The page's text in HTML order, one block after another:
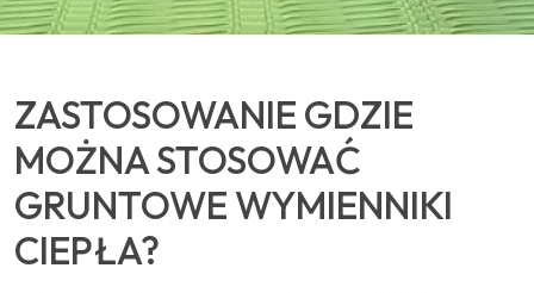
ZASTOSOWANIE GDZIE
MOŻNA STOSOWAĆ
GRUNTOWE WYMIENNIKI
CIEPŁA?